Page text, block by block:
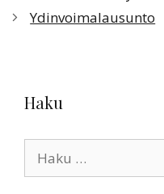
Ydinvoimalausunto
Haku